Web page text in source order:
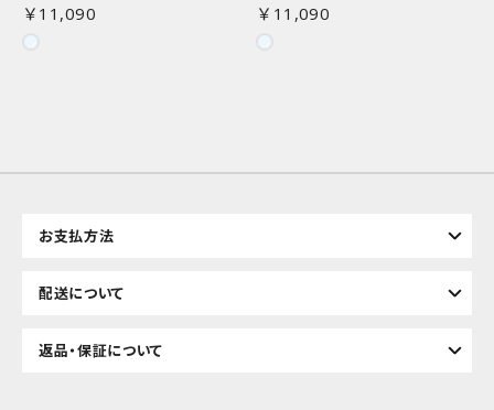
￥11,090 ￥11,090
お支払方法
配送について
返品・保証について